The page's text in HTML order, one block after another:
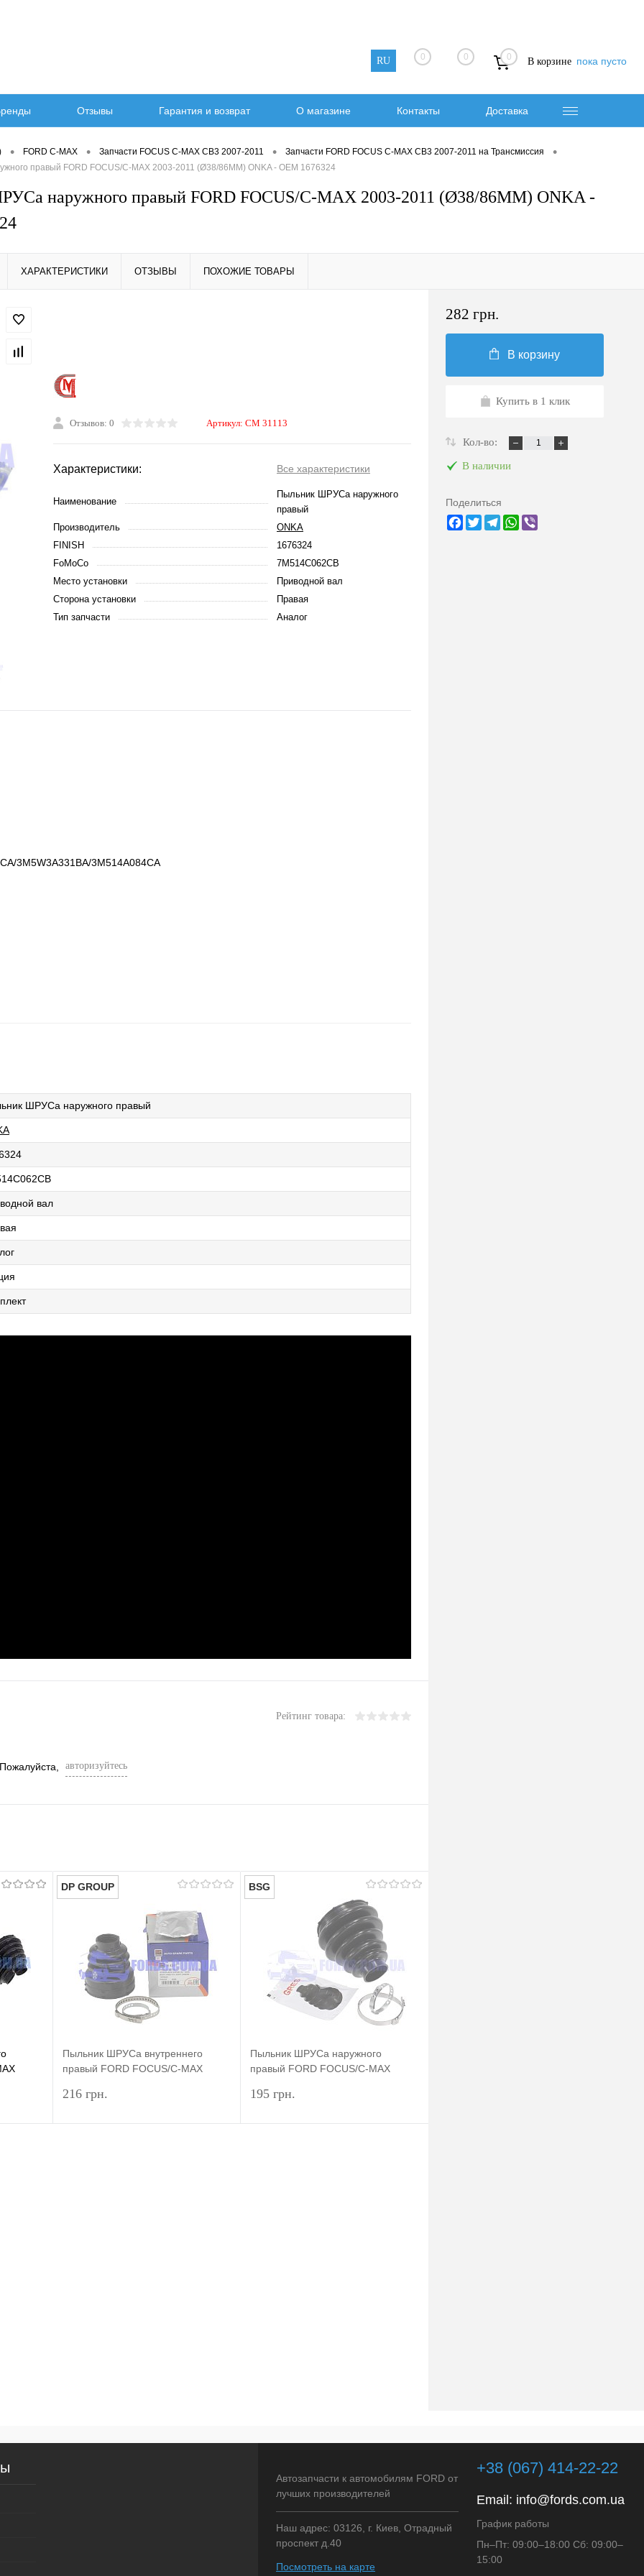
RU 0 0 0 В корзине пока пусто
Отзывы Гарантия и возврат О магазине Контакты Доставка
• FORD C-MAX • Запчасти FOCUS C-MAX CB3 2007-2011 • Запчасти FORD FOCUS C-MAX CB3 2007-2011 на Трансмиссия •
правый FORD FOCUS/C-MAX 2003-2011 (Ø38/86MM) ONKA - OEM 1676324
наружного правый FORD FOCUS/C-MAX 2003-2011 (Ø38/86MM) ONKA -
ХАРАКТЕРИСТИКИ ОТЗЫВЫ ПОХОЖИЕ ТОВАРЫ
Отзывов: 0 Артикул: CM 31113
Характеристики: Все характеристики
Наименование
Пыльник ШРУСа наружного
правый
Производитель
ONKA
FINISH
1676324
FoMoCo
7M514C062CB
Место установки
Приводной вал
Сторона установки
Правая
Тип запчасти
Аналог
3M5W3A331BA/3M514A084CA
ШРУСа наружного правый
вал
Рейтинг товара:
авторизуйтесь
DP GROUP
Пыльник ШРУСа внутреннего
правый FORD FOCUS/C-MAX
216 грн.
BSG
Пыльник ШРУСа наружного
правый FORD FOCUS/C-MAX
195 грн.
282 грн.
В корзину
Купить в 1 клик
Кол-во:
В наличии
Поделиться
Facebook
TwitterTelegramWhatsApp
Автозапчасти к автомобилям FORD от
лучших производителей
Наш адрес: 03126, г. Киев, Отрадный
проспект д.40
Посмотреть на карте
+38 (067) 414-22-22
Email: info@fords.com.ua
График работы
Пн–Пт: 09:00–18:00 Сб: 09:00–
15:00